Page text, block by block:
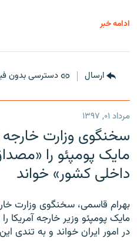
ادامه خبر
ارسال دسترسی بدون
مرداد ۰۱, ۱۳۹۷
سخنگوی وزارت خارجه
مایک پومپئو را
داخلی کشور» خواند
بهرام قاسمی، سخنگوی وزارت
مایک پومپئو وزیر خارجه
در امور ایران خواند و به تندی